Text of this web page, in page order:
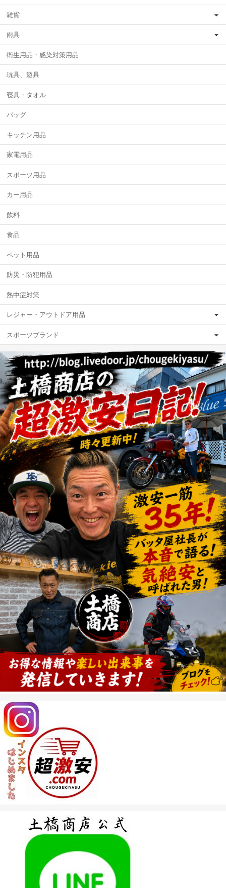
雑貨
雨具
衛生用品・感染対策用品
玩具、遊具
寝具・タオル
バッグ
キッチン用品
家電用品
スポーツ用品
カー用品
飲料
食品
ペット用品
防災・防犯用品
熱中症対策
レジャー・アウトドア用品
スポーツブランド